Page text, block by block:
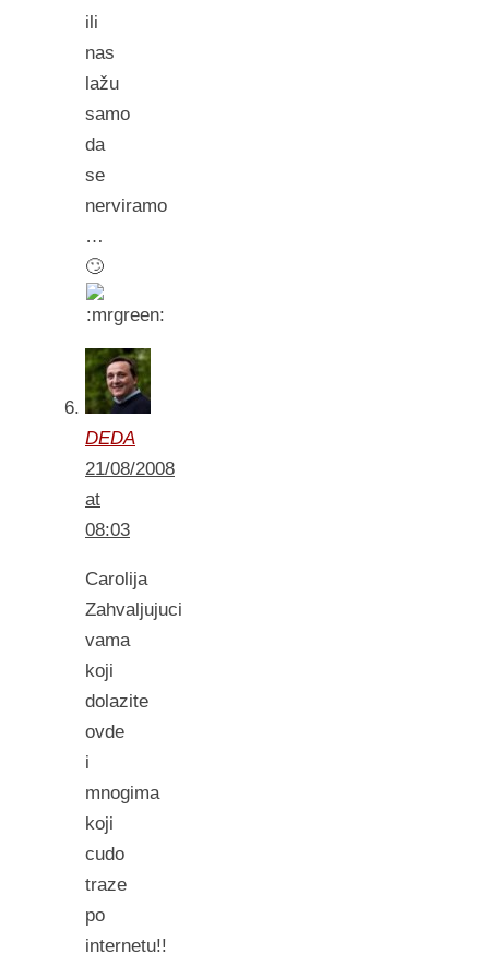
ili
nas
lažu
samo
da
se
nerviramo
…
🙄
DEDA
21/08/2008
at
08:03
Carolija
Zahvaljujuci
vama
koji
dolazite
ovde
i
mnogima
koji
cudo
traze
po
internetu!!